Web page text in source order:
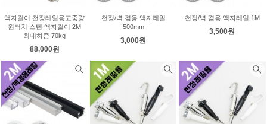
액자걸이 천장레일용고중량
원터치 스텐 액자걸이 2M
최대하중 70kg
88,000원
천정/벽 겸용 액자레일
500mm
3,000원
천정/벽 겸용 액자레일 1M
3,500원